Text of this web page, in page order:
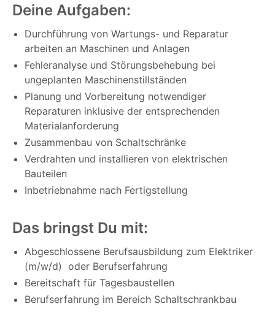
Deine Aufgaben:
Durchführung von Wartungs- und Reparatur
arbeiten an Maschinen und Anlagen
Fehleranalyse und Störungsbehebung bei
ungeplanten Maschinenstillständen
Planung und Vorbereitung notwendiger
Reparaturen inklusive der entsprechenden
Materialanforderung
Zusammenbau von Schaltschränke
Verdrahten und installieren von elektrischen
Bauteilen
Inbetriebnahme nach Fertigstellung
Das bringst Du mit:
Abgeschlossene Berufsausbildung zum Elektriker
(m/w/d) oder Berufserfahrung
Bereitschaft für Tagesbaustellen
Berufserfahrung im Bereich Schaltschrankbau